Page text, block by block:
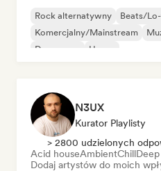
Rock alternatywny Beats/
Komercjalny/Mainstream
Dream pop
House
N3UX
Kurator Playlisty
> 2800 udzielonych
Acid houseAmbientChill
Dodaj artystów do moich